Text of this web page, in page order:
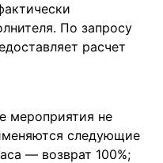
По запросу
расчет
мероприятия не
следующие
— возврат 100%;